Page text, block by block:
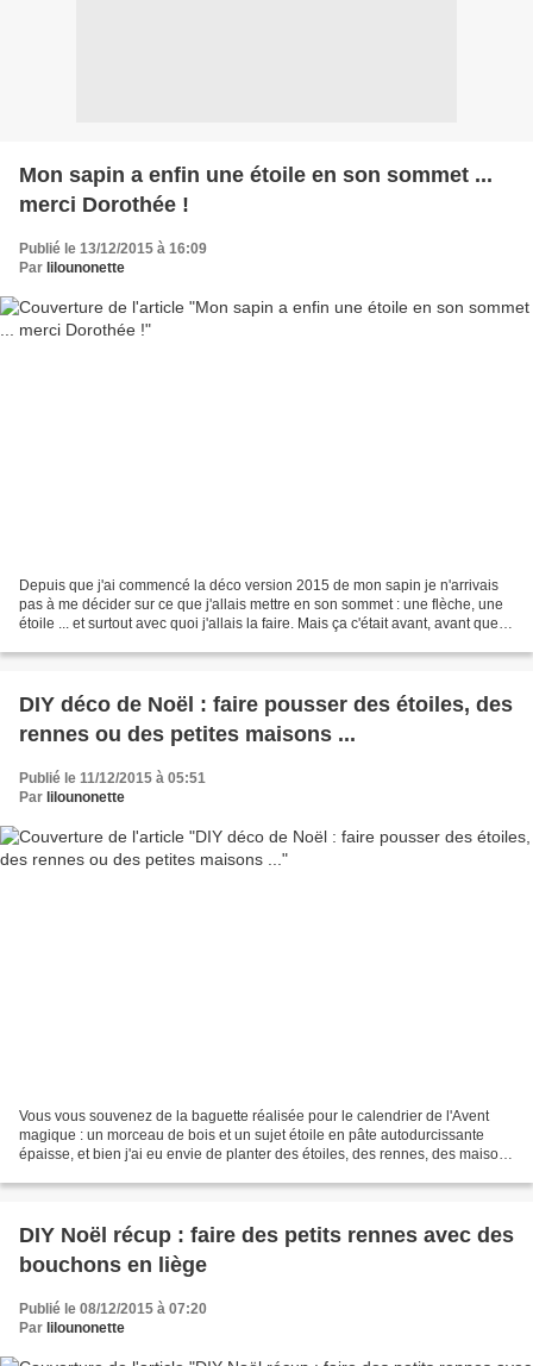
Mon sapin a enfin une étoile en son sommet ...
merci Dorothée !
Publié le 13/12/2015 à 16:09
Par lilounonette
Depuis que j'ai commencé la déco version 2015 de mon sapin je n'arrivais
pas à me décider sur ce que j'allais mettre en son sommet : une flèche, une
étoile ... et surtout avec quoi j'allais la faire. Mais ça c'était avant, avant que je
DIY déco de Noël : faire pousser des étoiles, des
rennes ou des petites maisons ...
Publié le 11/12/2015 à 05:51
Par lilounonette
Vous vous souvenez de la baguette réalisée pour le calendrier de l'Avent
magique : un morceau de bois et un sujet étoile en pâte autodurcissante
épaisse, et bien j'ai eu envie de planter des étoiles, des rennes, des maisons
DIY Noël récup : faire des petits rennes avec des
bouchons en liège
Publié le 08/12/2015 à 07:20
Par lilounonette